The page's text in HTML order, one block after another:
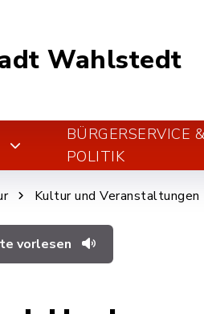
Wahlstedt
BÜRGERSERVICE &
POLITIK
Kultur und Veranstaltungen
vorlesen